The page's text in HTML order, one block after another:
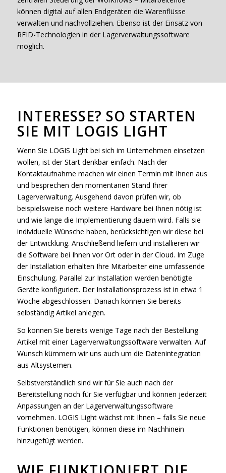
können digital auf allen Endgeräten die Warenflüsse
verwalten und nachvollziehen. Ebenso ist der Einsatz von
RFID-Technologien in der Lagerverwaltungssoftware
möglich.
INTERESSE? SO STARTEN
SIE MIT LOGIS LIGHT
Wenn Sie LOGIS Light bei sich im Unternehmen einsetzen
wollen, ist der Start denkbar einfach. Nach der
Kontaktaufnahme machen wir einen Termin mit Ihnen aus
und besprechen den momentanen Stand Ihrer
Lagerverwaltung. Ausgehend davon prüfen wir, ob
beispielsweise noch weitere Hardware bei Ihnen nötig ist
und wie lange die Implementierung dauern wird. Falls sie
individuelle Wünsche haben, berücksichtigen wir diese bei
der Entwicklung. Anschließend liefern und installieren wir
die Software bei Ihnen vor Ort oder in der Cloud. Im Zuge
der Installation erhalten Ihre Mitarbeiter eine umfassende
Einschulung. Parallel zur Installation werden benötigte
Geräte konfiguriert. Der Installationsprozess ist in etwa 1
Woche abgeschlossen. Danach können Sie bereits
selbständig Artikel anlegen.
So können Sie bereits wenige Tage nach der Bestellung
Artikel mit einer Lagerverwaltungssoftware verwalten. Auf
Wunsch kümmern wir uns auch um die Datenintegration
aus Altsystemen.
Selbstverständlich sind wir für Sie auch nach der
Bereitstellung noch für Sie verfügbar und können jederzeit
Anpassungen an der Lagerverwaltungssoftware
vornehmen. LOGIS Light wächst mit Ihnen – falls Sie neue
Funktionen benötigen, können diese im Nachhinein
hinzugefügt werden.